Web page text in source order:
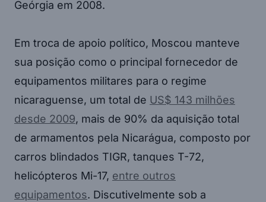
Geórgia em 2008.
Em troca de apoio político, Moscou manteve
sua posição como o principal fornecedor de
equipamentos militares para o regime
nicaraguense, um total de US$ 143 milhões
desde 2009, mais de 90% da aquisição total
de armamentos pela Nicarágua, composto por
carros blindados TIGR, tanques T-72,
helicópteros Mi-17, entre outros
equipamentos. Discutivelmente sob a